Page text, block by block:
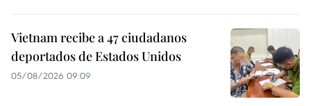
Vietnam recibe a 47 ciudadanos
deportados de Estados Unidos
05/08/2026 09:09